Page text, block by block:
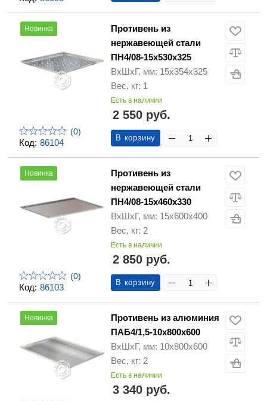
Код: 86104
Новинка
(0)
Противень из
нержавеющей стали
ПН4/08-15х530х325
ВхШхГ, мм: 15х354х325
Вес, кг: 1
Есть в наличии
2 550 руб.
В корзину
Код: 86103
Новинка
(0)
Противень из
нержавеющей стали
ПН4/08-15х460х330
ВхШхГ, мм: 15х600х400
Вес, кг: 2
Есть в наличии
2 850 руб.
В корзину
Новинка
Противень из алюминия
ПАБ4/1,5-10х800х600
ВхШхГ, мм: 10х800х600
Вес, кг: 2
Есть в наличии
3 340 руб.